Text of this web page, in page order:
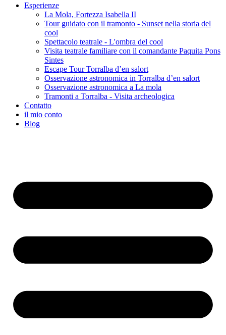
Esperienze
La Mola, Fortezza Isabella II
Tour guidato con il tramonto - Sunset nella storia del
cool
Spettacolo teatrale - L'ombra del cool
Visita teatrale familiare con il comandante Paquita Pons
Sintes
Escape Tour Torralba d’en salort
Osservazione astronomica in Torralba d’en salort
Osservazione astronomica a La mola
Tramonti a Torralba - Visita archeologica
Contatto
il mio conto
Blog